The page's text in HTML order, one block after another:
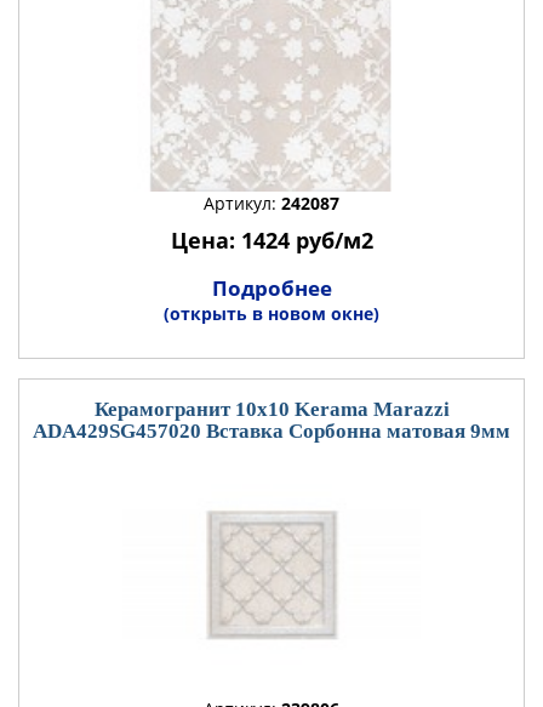
Артикул: 242087
Цена: 1424 руб/м2
Подробнее
(открыть в новом окне)
Керамогранит 10x10 Kerama Marazzi
ADA429SG457020 Вставка Сорбонна матовая 9мм